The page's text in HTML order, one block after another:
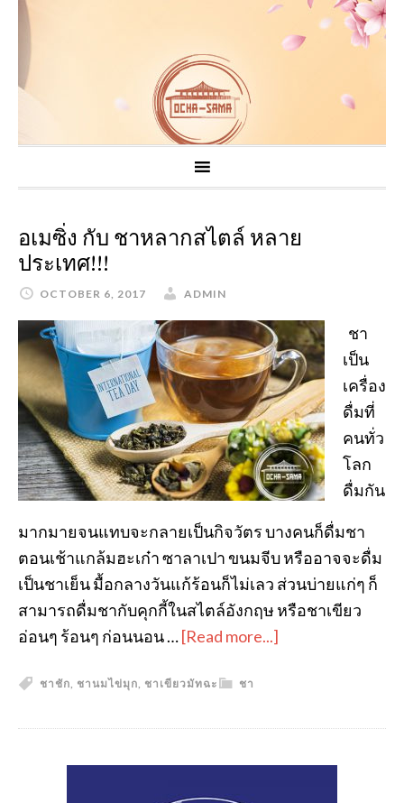
อเมซิ่ง กับ ชาหลากสไตล์ หลาย
ประเทศ!!!
OCTOBER 6, 2017 ADMIN
ชา
เป็น
เครื่อง
ดื่มที่
คนทั่ว
โลก
ดื่มกัน
มากมายจนแทบจะกลายเป็นกิจวัตร บางคนก็ดื่มชา
ตอนเช้าแกล้มฮะเก๋า ซาลาเปา ขนมจีบ หรืออาจจะดื่ม
เป็นชาเย็น มื้อกลางวันแก้ร้อนก็ไม่เลว ส่วนบ่ายแก่ๆ ก็
สามารถดื่มชากับคุกกี้ในสไตล์อังกฤษ หรือชาเขียว
อ่อนๆ ร้อนๆ ก่อนนอน …[Read more...]
ชา
ชาชัก, ชานมไข่มุก, ชาเขียวมัทฉะ